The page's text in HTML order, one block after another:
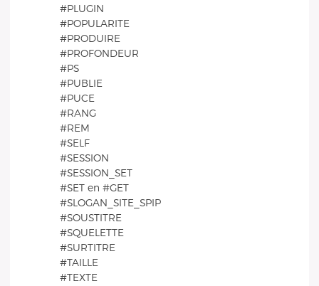
#PLUGIN
#POPULARITE
#PRODUIRE
#PROFONDEUR
#PS
#PUBLIE
#PUCE
#RANG
#REM
#SELF
#SESSION
#SESSION_SET
#SET en #GET
#SLOGAN_SITE_SPIP
#SOUSTITRE
#SQUELETTE
#SURTITRE
#TAILLE
#TEXTE